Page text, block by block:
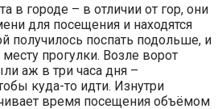
в городе – в отличии от гор, они
для посещения и находятся
получилось поспать подольше, и
прогулки. Возле ворот
аж в три часа дня –
куда-то идти. Изнутри
время посещения объёмом